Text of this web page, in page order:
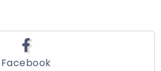
Facebook